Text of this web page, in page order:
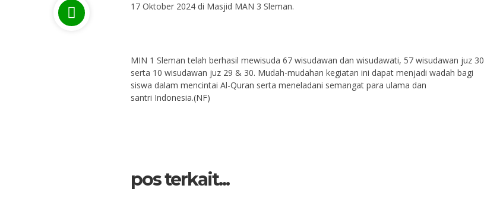
17 Oktober 2024 di Masjid MAN 3 Sleman.
MIN 1 Sleman telah berhasil mewisuda 67 wisudawan dan wisudawati, 57 wisudawan juz 30
serta 10 wisudawan juz 29 & 30. Mudah-mudahan kegiatan ini dapat menjadi wadah bagi
siswa dalam mencintai Al-Quran serta meneladani semangat para ulama dan
santri Indonesia.(NF)
pos terkait...